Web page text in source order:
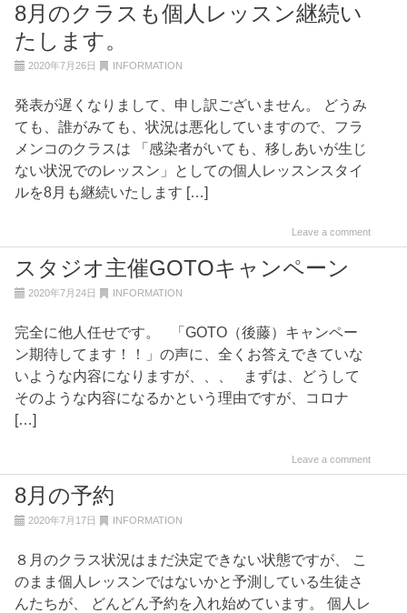
8月のクラスも個人レッスン継続い
たします。
2020年7月26日 INFORMATION
発表が遅くなりまして、申し訳ございません。 どうみ
ても、誰がみても、状況は悪化していますので、フラ
メンコのクラスは 「感染者がいても、移しあいが生じ
ない状況でのレッスン」としての個人レッスンスタイ
ルを8月も継続いたします […]
Leave a comment
スタジオ主催GOTOキャンペーン
2020年7月24日 INFORMATION
完全に他人任せです。 「GOTO（後藤）キャンペー
ン期待してます！！」の声に、全くお答えできていな
いような内容になりますが、、、 まずは、どうして
そのような内容になるかという理由ですが、コロナ
[…]
Leave a comment
8月の予約
2020年7月17日 INFORMATION
８月のクラス状況はまだ決定できない状態ですが、 こ
のまま個人レッスンではないかと予測している生徒さ
んたちが、 どんどん予約を入れ始めています。 個人レ